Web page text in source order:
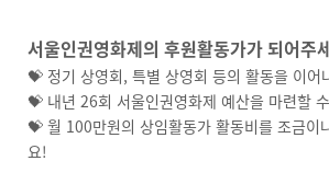
서울인권영화제의 후원활동가가 되어주
💝 정기 상영회, 특별 상영회 등의 활동을 이어
💝 내년 26회 서울인권영화제 예산을 마련할
💝 월 100만원의 상임활동가 활동비를 조금이
요!